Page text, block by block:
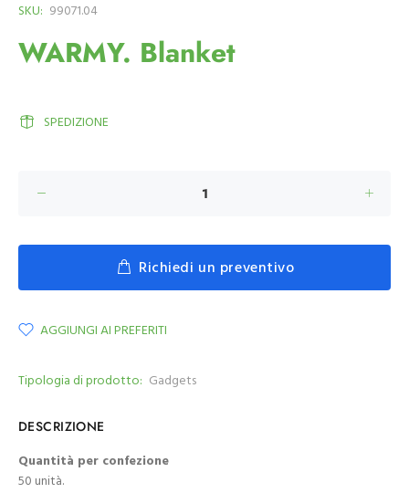
SKU: 99071.04
WARMY. Blanket
SPEDIZIONE
Richiedi un preventivo
AGGIUNGI AI PREFERITI
Tipologia di prodotto: Gadgets
DESCRIZIONE
Quantità per confezione
50 unità.